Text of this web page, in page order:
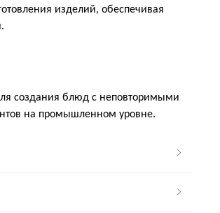
изделий, обеспечивая
создания блюд с неповторимыми
на промышленном уровне.